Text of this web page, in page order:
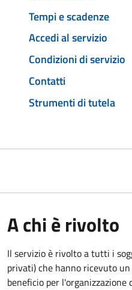
Tempi e scadenze
Accedi al servizio
Condizioni di servizio
Contatti
Strumenti di tutela
A chi è rivolto
Il servizio è rivolto a tutti i
privati) che hanno ricevuto
beneficio per